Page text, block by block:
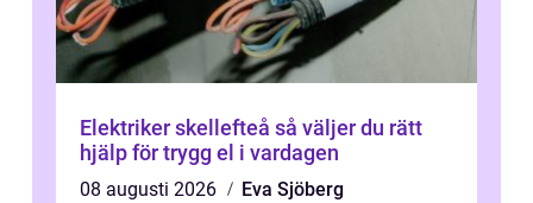
Elektriker skellefteå så väljer du rätt
hjälp för trygg el i vardagen
08 augusti 2026
Eva Sjöberg